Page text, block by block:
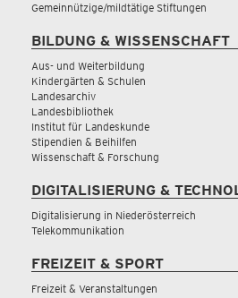
Gemeinnützige/mildtätige Stiftungen
BILDUNG & WISSENSCHAFT
Aus- und Weiterbildung
Kindergärten & Schulen
Landesarchiv
Landesbibliothek
Institut für Landeskunde
Stipendien & Beihilfen
Wissenschaft & Forschung
DIGITALISIERUNG &
Digitalisierung in Niederösterreich
Telekommunikation
FREIZEIT & SPORT
Freizeit & Veranstaltungen